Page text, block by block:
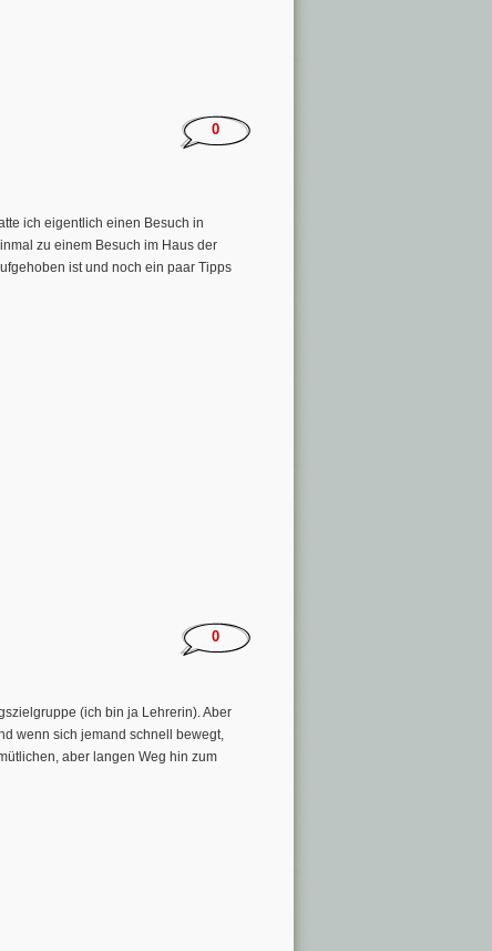
0
ich eigentlich einen Besuch in
zu einem Besuch im Haus der
ist und noch ein paar Tipps
0
(ich bin ja Lehrerin). Aber
wenn sich jemand schnell bewegt,
aber langen Weg hin zum